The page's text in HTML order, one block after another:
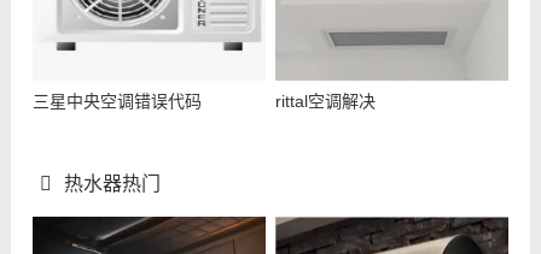
三星中央空调错误代码 rittal空调解决
热水器热门